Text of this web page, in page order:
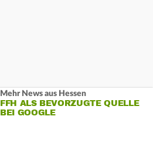
Mehr News aus Hessen
FFH ALS BEVORZUGTE QUELLE
BEI GOOGLE